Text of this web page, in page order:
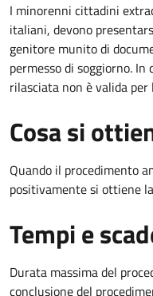
I minorenni cittadini
italiani, devono
genitore munito di
permesso di soggiorno.
rilasciata non è valida per
Cosa si
Quando il procedimento
positivamente si ottiene
Tempi e
Durata massima del
conclusione del